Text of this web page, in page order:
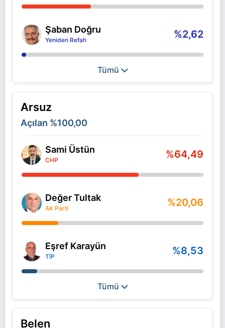
Şaban Doğru
Yeniden Refah %2,62
Tümü
Arsuz
Açılan %100,00
Sami Üstün
CHP %64,49
Değer Tultak
AK Parti %20,06
Eşref Karayün
TİP %8,53
Tümü
Belen